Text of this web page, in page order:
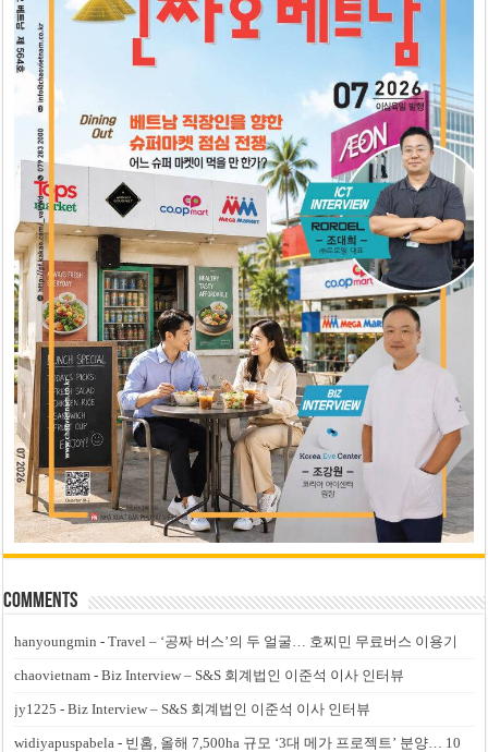
Comments
hanyoungmin -Travel – ‘공짜 버스’의 두 얼굴… 호찌민 무료버스 이용기
chaovietnam -Biz Interview – S&S 회계법인 이준석 이사 인터뷰
jy1225 -Biz Interview – S&S 회계법인 이준석 이사 인터뷰
widiyapuspabela - 빈홈, 올해 7,500ha 규모 ‘3대 메가 프로젝트’ 분양… 10